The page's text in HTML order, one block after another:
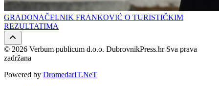
GRADONAČELNIK FRANKOVIĆ O TURISTIČKIM
REZULTATIMA
© 2026 Verbum publicum d.o.o. DubrovnikPress.hr Sva prava
zadržana
Powered by DromedarIT.NeT